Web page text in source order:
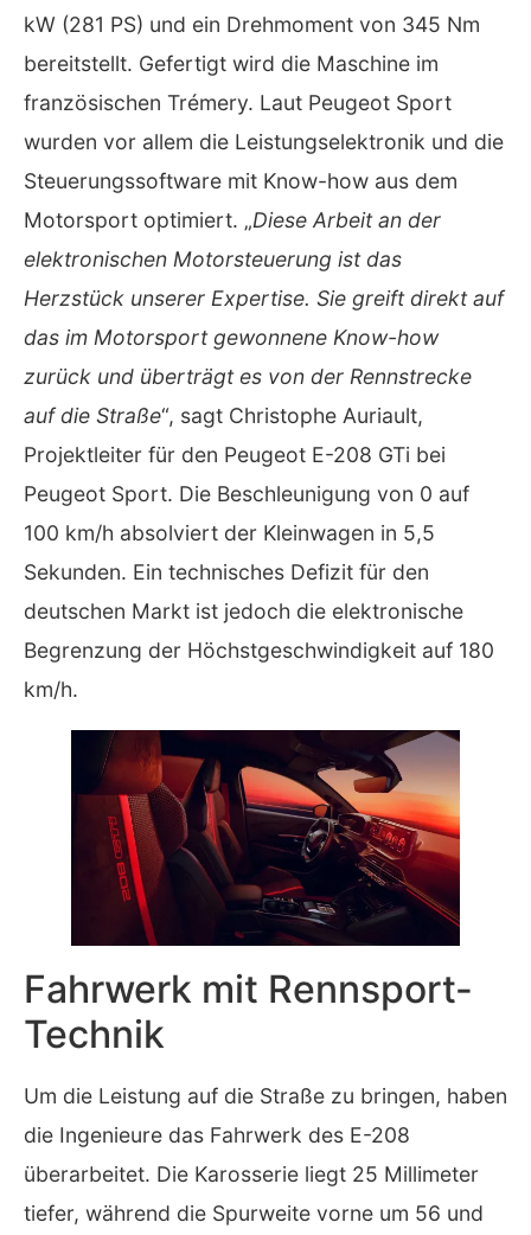
kW (281 PS) und ein Drehmoment von 345 Nm
bereitstellt. Gefertigt wird die Maschine im
französischen Trémery. Laut Peugeot Sport
wurden vor allem die Leistungselektronik und die
Steuerungssoftware mit Know-how aus dem
Motorsport optimiert. „Diese Arbeit an der
elektronischen Motorsteuerung ist das
Herzstück unserer Expertise. Sie greift direkt auf
das im Motorsport gewonnene Know-how
zurück und überträgt es von der Rennstrecke
auf die Straße“, sagt Christophe Auriault,
Projektleiter für den Peugeot E-208 GTi bei
Peugeot Sport. Die Beschleunigung von 0 auf
100 km/h absolviert der Kleinwagen in 5,5
Sekunden. Ein technisches Defizit für den
deutschen Markt ist jedoch die elektronische
Begrenzung der Höchstgeschwindigkeit auf 180
km/h.
Fahrwerk mit Rennsport-
Technik
Um die Leistung auf die Straße zu bringen, haben
die Ingenieure das Fahrwerk des E-208
überarbeitet. Die Karosserie liegt 25 Millimeter
tiefer, während die Spurweite vorne um 56 und